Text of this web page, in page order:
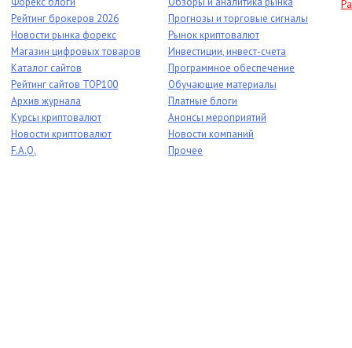
Рейтинг брокеров 2026
Новости рынка форекс
Магазин цифровых товаров
Каталог сайтов
Рейтинг сайтов TOP100
Архив журнала
Курсы криптовалют
Новости криптовалют
F.A.Q.
Прогнозы и торговые сигналы
Рынок криптовалют
Инвестиции, инвест-счета
Программное обеспечение
Обучающие материалы
Платные блоги
Анонсы мероприятий
Новости компаний
Прочее